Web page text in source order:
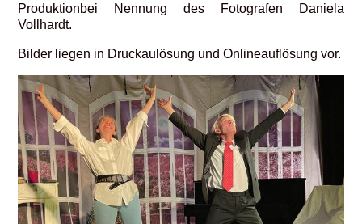
Produktionbei Nennung des Fotografen Daniela
Vollhardt.
Bilder liegen in Druckaulösung und Onlineauflösung vor.